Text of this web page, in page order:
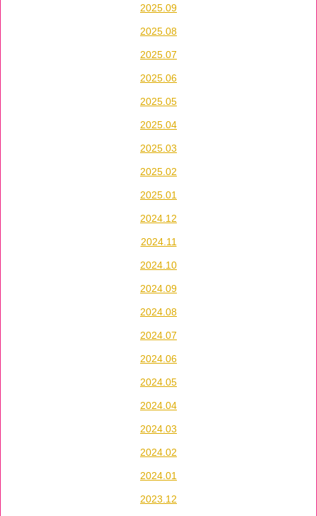
2025.09
2025.08
2025.07
2025.06
2025.05
2025.04
2025.03
2025.02
2025.01
2024.12
2024.11
2024.10
2024.09
2024.08
2024.07
2024.06
2024.05
2024.04
2024.03
2024.02
2024.01
2023.12